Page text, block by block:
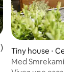
moyenne sur la
Tiny house ⋅
njskem
Med Smrekami |